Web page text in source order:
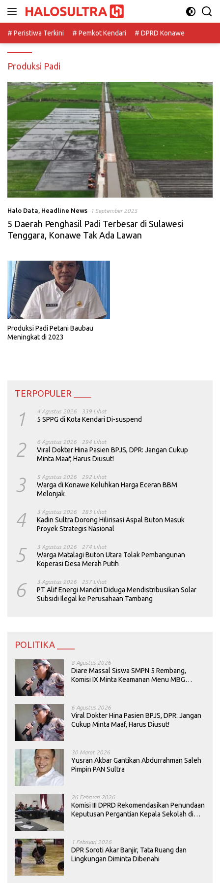
# Peristiwa Terkini
# Pemkot Kendari # DPRD Konawe
Produksi Padi
Halo Data, Headline News 1 September 2025
5 Daerah Penghasil Padi Terbesar di Sulawesi
Tenggara, Konawe Tak Ada Lawan
Produksi Padi Petani Baubau
Meningkat di 2023
TERPOPULER ____
1 4 Agustus 2026 339 Lihat
5 SPPG di Kota Kendari Di-suspend
2 6 Agustus 2026 294 Lihat
Viral Dokter Hina Pasien BPJS, DPR: Jangan Cukup
Minta Maaf, Harus Diusut!
3 5 Agustus 2026 292 Lihat
Warga di Konawe Keluhkan Harga Eceran BBM
Melonjak
4 3 Agustus 2026 283 Lihat
Kadin Sultra Dorong Hilirisasi Aspal Buton Masuk
Proyek Strategis Nasional
5 3 Agustus 2026 274 Lihat
Warga Matalagi Buton Utara Tolak Pembangunan
Koperasi Desa Merah Putih
6 3 Agustus 2026 257 Lihat
PT Alif Energi Mandiri Diduga Mendistribusikan Solar
Subsidi Ilegal ke Perusahaan Tambang
POLITIKA ____
8 Agustus 2026
Diare Massal Siswa SMPN 5 Rembang,
Komisi IX Minta Keamanan Menu MBG
6 Agustus 2026
Viral Dokter Hina Pasien BPJS, DPR: Jangan
Cukup Minta Maaf, Harus Diusut!
30 Maret 2026
Yusran Akbar Gantikan Abdurrahman Saleh
Pimpin PAN Sultra
26 Februari 2026
Komisi III DPRD Rekomendasikan Penundaan
Keputusan Pergantian Kepala Sekolah di
1 Februari 2026
DPR Soroti Akar Banjir, Tata Ruang dan
Lingkungan Diminta Dibenahi